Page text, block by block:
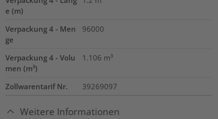
e (m)
Verpackung 4 - Men
ge
96000
Verpackung 4 - Volu
men (m³)
1.106 m³
Zollwarentarif Nr. 39269097
Weitere Informationen